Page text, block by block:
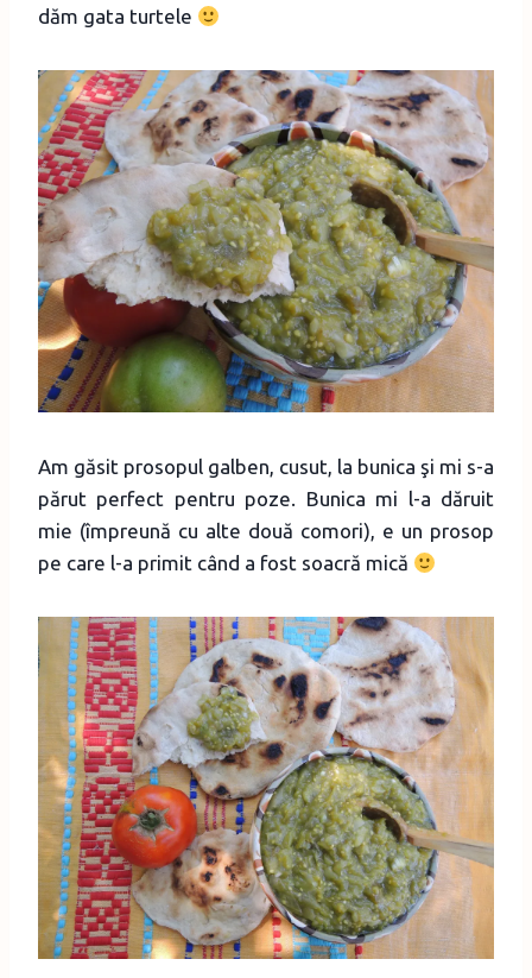
dăm gata turtele
Am găsit prosopul galben, cusut, la bunica şi mi s-a
părut perfect pentru poze. Bunica mi l-a dăruit
mie (împreună cu alte două comori), e un prosop
pe care l-a primit când a fost soacră mică